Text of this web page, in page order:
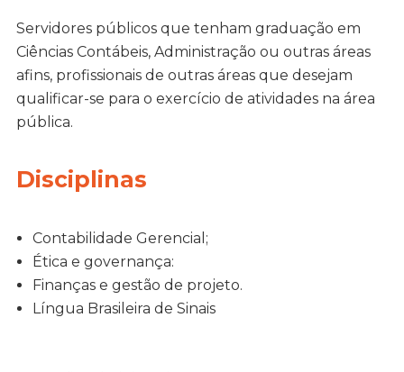
Servidores públicos que tenham graduação em
Ciências Contábeis, Administração ou outras áreas
afins, profissionais de outras áreas que desejam
qualificar-se para o exercício de atividades na área
pública.
Disciplinas
Contabilidade Gerencial;
Ética e governança:
Finanças e gestão de projeto.
Língua Brasileira de Sinais